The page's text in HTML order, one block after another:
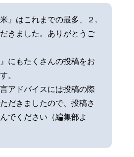
』はこれまでの最多、２,
きました。ありがとうご
にもたくさんの投稿をお
。
アドバイスには投稿の際
だきましたので、投稿さ
でください（編集部よ